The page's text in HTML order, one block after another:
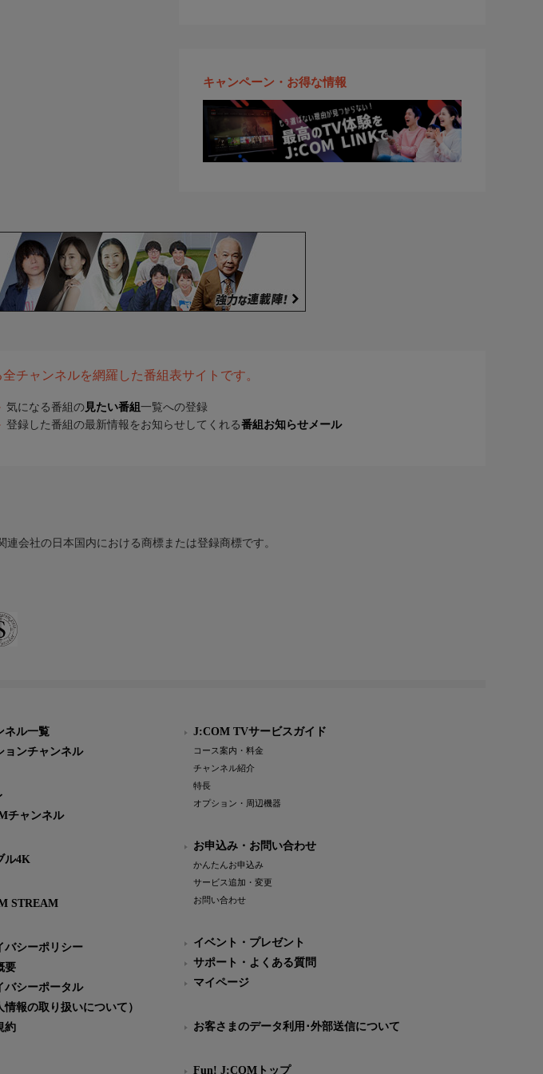
キャンペーン・お得な情報
チャンネルを網羅した番組表サイトです。
気になる番組の 見たい番組 一覧への登録
登録した番組の最新情報をお知らせしてくれる番組お知らせメール
会社の日本国内における商標または登録商標です。
ネル一覧
ョンチャンネル
チャンネル
ル4K
STREAM
バシーポリシー
要
バシーポータル
情報の取り扱いについて）
約
J:COM TVサービスガイド
コース案内・料金
チャンネル紹介
特長
オプション・周辺機器
お申込み・お問い合わせ
かんたんお申込み
サービス追加・変更
お問い合わせ
イベント・プレゼント
サポート・よくある質問
マイページ
お客さまのデータ利用･外部送信について
Fun! J:COMトップ